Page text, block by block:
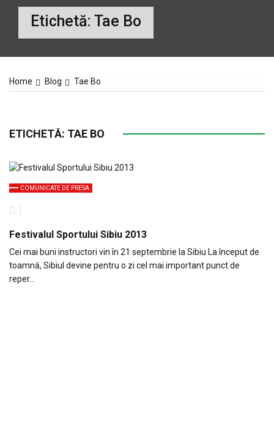
Etichetă: Tae Bo
Home Blog Tae Bo
ETICHETĂ: TAE BO
COMUNICATE DE PRESA
Festivalul Sportului Sibiu 2013
Cei mai buni instructori vin în 21 septembrie la Sibiu La început de
toamnă, Sibiul devine pentru o zi cel mai important punct de
reper…